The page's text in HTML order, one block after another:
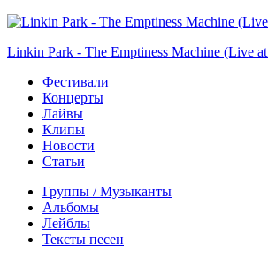
Linkin Park - The Emptiness Machine (Live
Фестивали
Концерты
Лайвы
Клипы
Новости
Статьи
Группы / Музыканты
Альбомы
Лейблы
Тексты песен